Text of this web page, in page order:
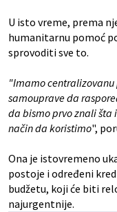
U isto vreme, prema
humanitarnu pomoć
sprovoditi sve to.
"Imamo centralizovanu
samouprave da
da bismo prvo znali
način da koristimo",
Ona je istovremeno
postoje i određeni
budžetu, koji će biti
najurgentnije.